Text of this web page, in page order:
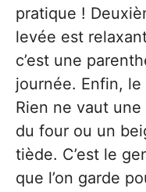
pratique !
levée est
c’est une
journée. Enfin,
Rien ne vaut
du four ou un
tiède. C’est le
que l’on garde